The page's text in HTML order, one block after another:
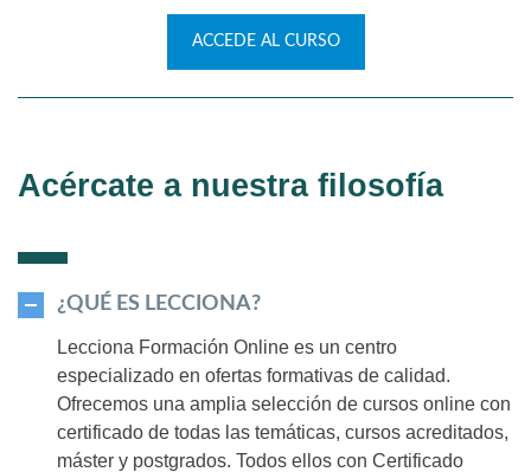
ACCEDE AL CURSO
Acércate a nuestra filosofía
¿QUÉ ES LECCIONA?
Lecciona Formación Online es un centro
especializado en ofertas formativas de calidad.
Ofrecemos una amplia selección de cursos online con
certificado de todas las temáticas, cursos acreditados,
máster y postgrados. Todos ellos con Certificado